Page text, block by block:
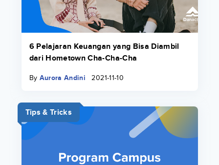
6 Pelajaran Keuangan yang Bisa Diambil
dari Hometown Cha-Cha-Cha
By Aurora Andini 2021-11-10
Tips & Tricks